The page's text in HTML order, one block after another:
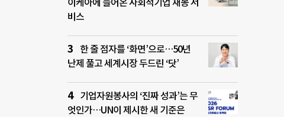
이케아에 들어온 사회적기업 재봉 서
비스
한 줄 점자를 ‘화면’으로…50년
난제 풀고 세계시장 두드린 ‘닷’
기업자원봉사의 ‘진짜 성과’는 무
엇인가…UN이 제시한 새 기준은